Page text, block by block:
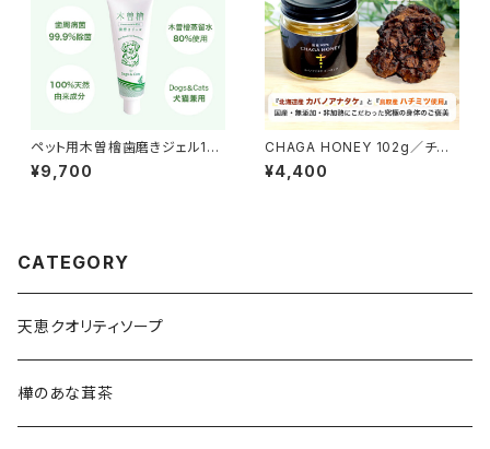
ペット用木曽檜歯磨きジェル120
g
¥9,700
CHAGA HONEY 102g／チャ
ーガハニー102g
¥4,400
CATEGORY
天恵クオリティソープ
樺のあな茸茶